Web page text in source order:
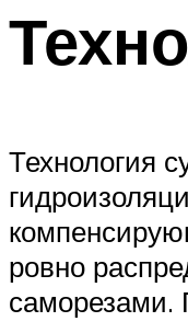
Технология
ровно
саморезами.